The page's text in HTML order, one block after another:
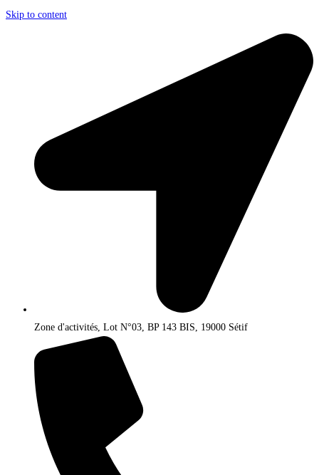
Skip to content
Zone d'activités, Lot N°03, BP 143 BIS, 19000 Sétif